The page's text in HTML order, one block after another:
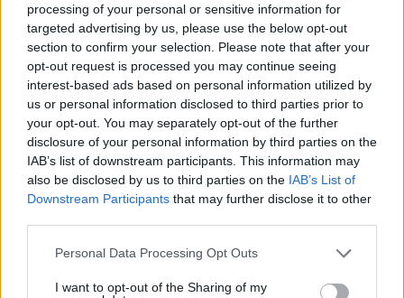
processing of your personal or sensitive information for
targeted advertising by us, please use the below opt-out
section to confirm your selection. Please note that after your
opt-out request is processed you may continue seeing
interest-based ads based on personal information utilized by
us or personal information disclosed to third parties prior to
your opt-out. You may separately opt-out of the further
disclosure of your personal information by third parties on the
IAB’s list of downstream participants. This information may
also be disclosed by us to third parties on the IAB’s List of
Downstream Participants that may further disclose it to other
Please note that this website/app uses one or more Google
not limited to your visit or usage behaviour. You may click to
Personal Data Processing Opt Outs
I want to opt-out of the Sharing of my
Το DEI College παρουσιάζει τη Sophia. Την πρώτη 24/7
φοιτητές
30.07.2026, 09:33